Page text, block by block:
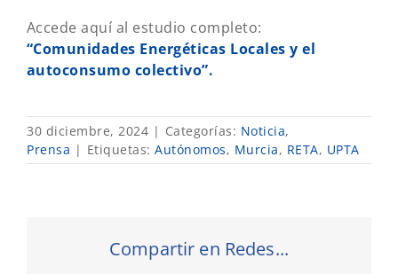
Accede aquí al estudio completo:
“Comunidades Energéticas Locales y el
autoconsumo colectivo”.
30 diciembre, 2024 | Categorías: Noticia,
Prensa | Etiquetas: Autónomos, Murcia, RETA, UPTA
Compartir en Redes...